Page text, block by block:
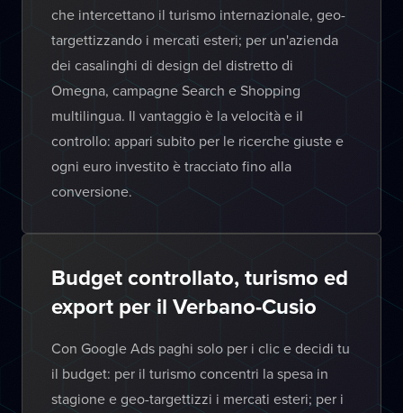
che intercettano il turismo internazionale, geo-
targettizzando i mercati esteri; per un'azienda
dei casalinghi di design del distretto di
Omegna, campagne Search e Shopping
multilingua. Il vantaggio è la velocità e il
controllo: appari subito per le ricerche giuste e
ogni euro investito è tracciato fino alla
conversione.
Budget controllato, turismo ed
export per il Verbano-Cusio
Con Google Ads paghi solo per i clic e decidi tu
il budget: per il turismo concentri la spesa in
stagione e geo-targettizzi i mercati esteri; per i